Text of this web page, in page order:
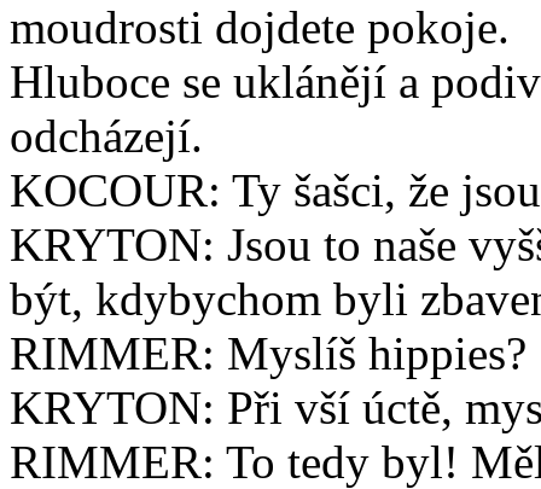
moudrosti dojdete pokoje.
Hluboce se uklánějí a
odcházejí.
KOCOUR: Ty šašci, že
KRYTON: Jsou to naše
být, kdybychom byli
RIMMER: Myslíš hippies?
KRYTON: Při vší úctě,
RIMMER: To tedy byl!